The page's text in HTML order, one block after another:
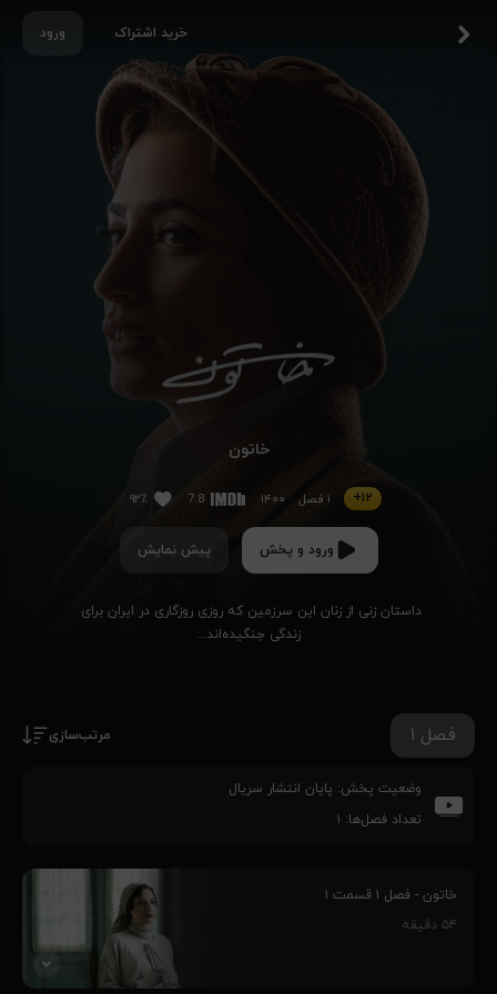
ورود خرید اشتراک
خاتون
۱۲+ ۱ فصل ۱۴۰۰ 7.8 ۹۲٪
ورود و پخش پیش نمایش
زندگی جنگیده‌اند...
فصل ۱ مرتب‌سازی
وضعیت پخش: پایان انتشار سریال
تعداد فصل‌ها: ۱
خاتون - فصل ۱ قسمت ۱
۵۴ دقیقه